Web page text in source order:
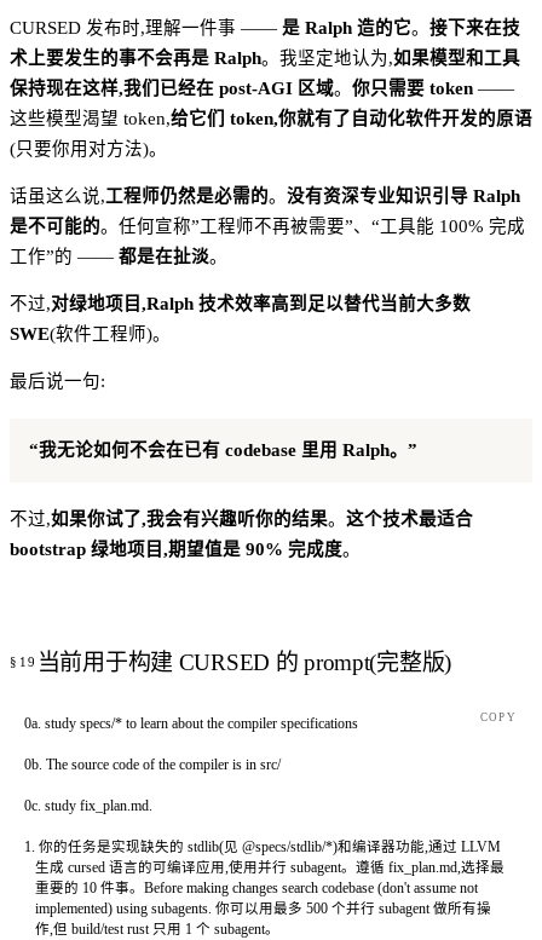
CURSED 发布时,理解一件事 —— 是 Ralph 造的它。 接下来在技
术上要发生的事不会再是 Ralph。我坚定地认为,如果模型和工具
保持现在这样,我们已经在 post-AGI 区域。 你只需要 token ——
这些模型渴望 token,给它们 token,你就有了自动化软件开发的原语
(只要你用对方法)。
话虽这么说,工程师仍然是必需的。 没有资深专业知识引导 Ralph
是不可能的。任何宣称”工程师不再被需要”、“工具能 100% 完成
工作”的 —— 都是在扯淡。
不过,对绿地项目,Ralph 技术效率高到足以替代当前大多数
SWE(软件工程师)。
最后说一句:
“我无论如何不会在已有 codebase 里用 Ralph。”
不过,如果你试了,我会有兴趣听你的结果。 这个技术最适合
bootstrap 绿地项目,期望值是 90% 完成度。
当前用于构建 CURSED 的 prompt(完整版)
0a. study specs/* to learn about the compiler specifications
0b. The source code of the compiler is in src/
0c. study fix_plan.md.
1. 你的任务是实现缺失的 stdlib(见 @specs/stdlib/*)和编译器功能,通过 LLVM
   生成 cursed 语言的可编译应用,使用并行 subagent。遵循 fix_plan.md,选择最
   重要的 10 件事。Before making changes search codebase (don't assume not
   implemented) using subagents. 你可以用最多 500 个并行 subagent 做所有操
   作,但 build/test rust 只用 1 个 subagent。
COPY